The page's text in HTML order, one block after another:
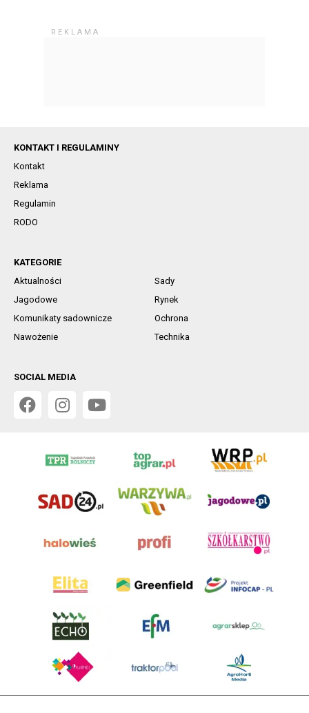
KONTAKT I REGULAMINY
Kontakt
Reklama
Regulamin
RODO
KATEGORIE
Aktualności
Sady
Jagodowe
Rynek
Komunikaty sadownicze
Ochrona
Nawożenie
Technika
SOCIAL MEDIA